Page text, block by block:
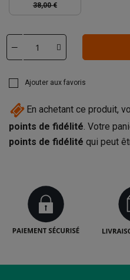
38,00 €
Ajouter aux favoris
En achetant ce produit,
points de fidélité. Votre
points de fidélité qui peut